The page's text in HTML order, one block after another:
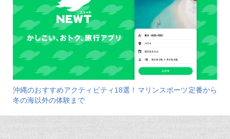
沖縄のおすすめアクティビティ18選！マリンスポーツ定番から
冬の海以外の体験まで